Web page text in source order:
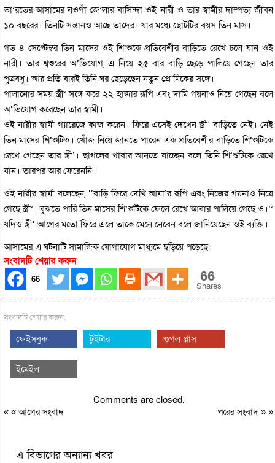
ভা’রতের আসামের নওগাঁ জে’লার বাসিন্দা ওই নারী ও তার স্বামীর দাম্পত্য জীবন
১০ বছরের। তিনটি সন্তানও আছে তাদের। যার মধ্যে ছোটটির বয়স তিন মাস।
গত ৪ সেপ্টেম্বর তিন মাসের ওই শি’শুকে প্রতিবেশীর বাড়িতে রেখে চলে যান ওই
নারী। তার শ্বশুরের অ’ভিযোগ, এ নিয়ে ২৫ বার বাড়ি ছেড়ে পালিয়ে গেছেন তার
পুত্রবধূ। আর প্রতি বারই তিনি ঘর ছেড়েছেন নতুন প্রে’মিকের সঙ্গে।
পালানোর সময় স্ত্রী’ সঙ্গে করে ২২ হাজার রূপি এবং দামি গয়নাও নিয়ে গেছেন বলে
অ’ভিযোগ করেছেন তার স্বামী।
ওই নারীর স্বামী গ্যারেজে কাজ করেন। ফিরে এসেই দেখেন স্ত্রী’ বাড়িতে নেই। নেই
তিন মাসের শি’শুটিও। খোঁজ নিয়ে জানতে পারেন এক প্রতিবেশীর বাড়িতে শি’শুটিকে
রেখে গেছেন তার স্ত্রী’। ছাগলের খাবার আনতে যাচ্ছেন বলে তিনি শি’শুটিকে রেখে
যান। তারপর আর ফেরেননি।
ওই নারীর স্বামী বলেছেন, ‘‘বাড়ি ফিরে দেখি আমা’র রূপি এবং নিজের গয়নাও নিয়ে
গেছে স্ত্রী’। বুঝতে পারি তিন মাসের শি’শুটিকে ফেলে রেখে আবার পালিয়ে গেছে ও।’’
যদিও স্ত্রী’ আগের মতো ফিরে এলে তাকে মেনে নেবেন বলে জানিয়েছেন ওই ব্যক্তি।
আসামের এ ঘটনাটি সামাজিক যোগাযোগ মাধ্যমে ছড়িয়ে পড়েছে।
সংবাদটি শেয়ার করুন
66 66
Shares
সংবাদটি শেয়ার করুন:
ফেইসবুক টুইটার গুগল প্লাস
ইমেইল
Comments are closed.
« «আগের সংবাদ পরের সংবাদ» »
এ বিভাগের অন্যান্য খবর